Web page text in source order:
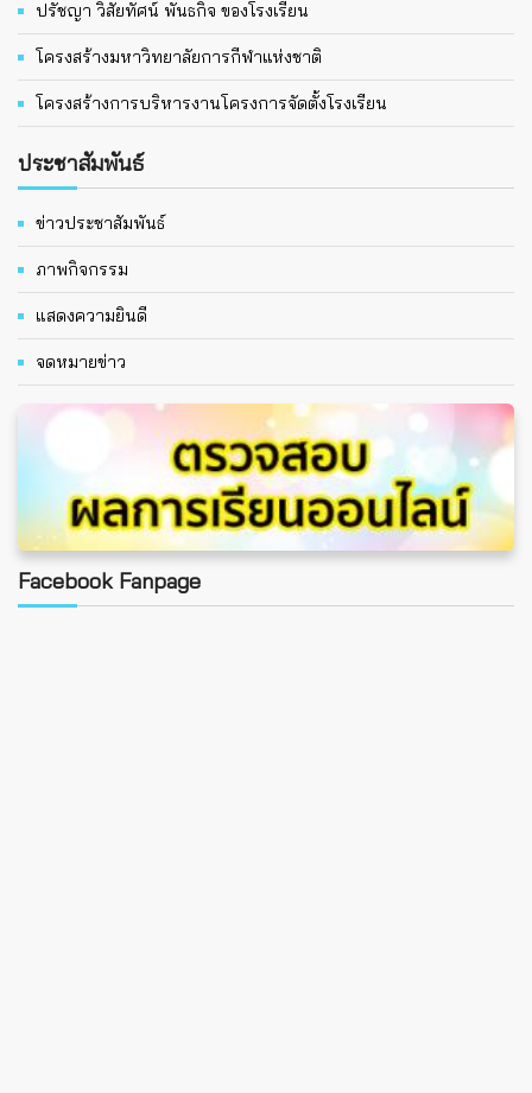
ปรัชญา วิสัยทัศน์ พันธกิจ ของโรงเรียน
โครงสร้างมหาวิทยาลัยการกีฬาแห่งชาติ
โครงสร้างการบริหารงานโครงการจัดตั้งโรงเรียน
ประชาสัมพันธ์
ข่าวประชาสัมพันธ์
ภาพกิจกรรม
แสดงความยินดี
จดหมายข่าว
Facebook Fanpage